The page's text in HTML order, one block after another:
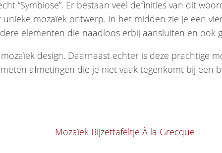
“Symbiose”. Er bestaan veel definities van dit
mozaïek ontwerp. In het midden zie je een
elementen die naadloos erbij aansluiten en ook
design. Daarnaast echter is deze prachtige
afmetingen die je niet vaak tegenkomt bij een